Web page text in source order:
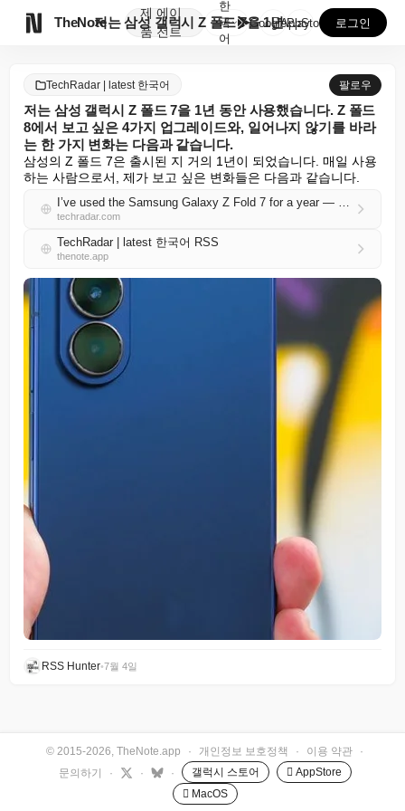
TheNote
제
품
에이
전트
저는 삼성 갤럭시 Z 폴드 7을 1년 동안 사용했습니다...
한
국
어
GooglePlay
AppStore 로그인
TechRadar | latest 한국어 팔로우
저는 삼성 갤럭시 Z 폴드 7을 1년 동안 사용했습니다. Z 폴드
8에서 보고 싶은 4가지 업그레이드와, 일어나지 않기를 바라
는 한 가지 변화는 다음과 같습니다.
삼성의 Z 폴드 7은 출시된 지 거의 1년이 되었습니다. 매일 사용
하는 사람으로서, 제가 보고 싶은 변화들은 다음과 같습니다.
I’ve used the Samsung Galaxy Z Fold 7 for a year — these are the 4 upgrades I’m hoping to see from the Z Fold 8, and one change I hope doesn’t happen
techradar.com
TechRadar | latest 한국어 RSS
thenote.app
RSS Hunter•7월 4일
© 2015-2026, TheNote.app · 개인정보 보호정책 · 이용 약관
·
문의하기
· · · 갤럭시 스토어
 AppStore
 MacOS